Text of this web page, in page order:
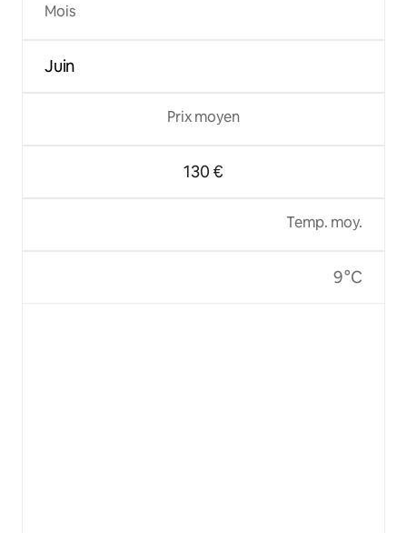
Mois
Juin
Prix moyen
130 €
Temp. moy.
9 °C